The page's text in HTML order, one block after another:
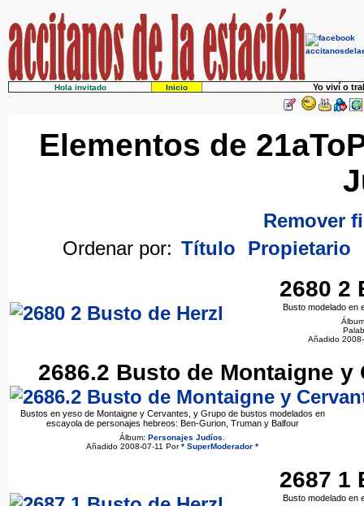
Hola invitado Inicio Yo viví o
Elementos de
Remover
Ordenar por: Título Propietario
2680 2
Busto modelado en
Añadido
2686.2 Busto de Montaigne
Bustos en yeso de Montaigne y Cervantes, y Grupo de bustos modelados en
escayola de personajes hebreos: Ben-Gurion, Truman y Balfour
Álbum: Personajes Judíos
Añadido 2008-07-11 Por* SuperModerador *
2687 1
Busto modelado en